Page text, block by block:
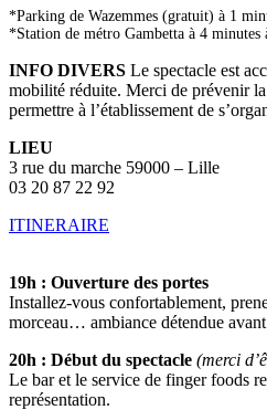
*Parking de Wazemmes (gratuit) à 1
*Station de métro Gambetta à 4 minutes
INFO DIVERS Le spectacle est
mobilité réduite. Merci de prévenir
permettre à l’établissement de
LIEU
3 rue du marche 59000 – Lille
03 20 87 22 92
ITINERAIRE
19h : Ouverture des portes
Installez-vous confortablement,
morceau… ambiance détendue
20h : Début du spectacle (merci
Le bar et le service de finger foods
représentation.